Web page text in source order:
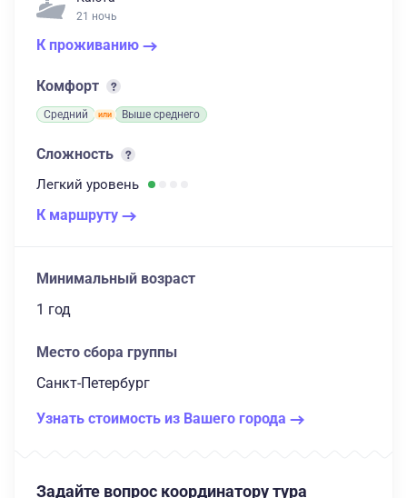
21 ночь
К проживанию
Комфорт
Средний Выше среднего
Сложность
Легкий уровень
К маршруту
Минимальный возраст
1 год
Место сбора группы
Санкт-Петербург
Узнать стоимость из Вашего города
Задайте вопрос координатору тура